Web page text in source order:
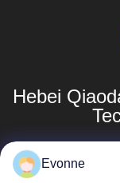
Hebei
製品
Evonne